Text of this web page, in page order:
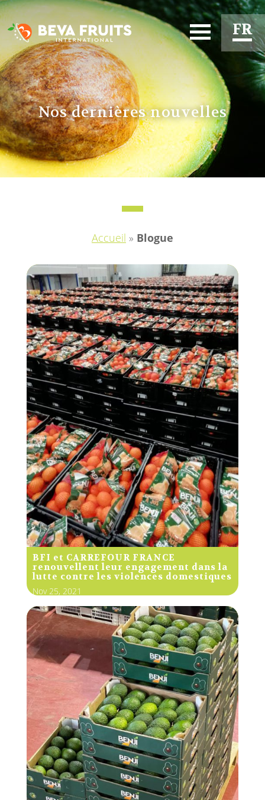
FR
EN
Nos dernières nouvelles
Accueil » Blogue
BFI et CARREFOUR FRANCE
renouvellent leur engagement dans la
lutte contre les violences domestiques
Nov 25, 2021